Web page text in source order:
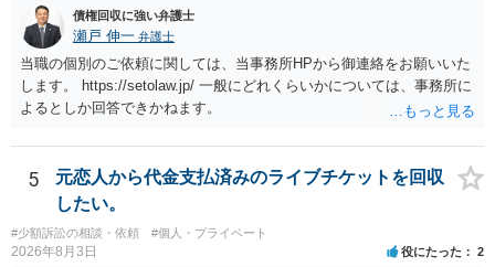
かではありません。もちろん弁護士（２０万円の請求で代理人弁護士
に委任するかも疑わしいのですが）も住所は明らかにしないでしょ
う。 何か本人を示す事実（振込先などの情報）から、相手の住所等の
情報を割り出していくしかないように思えます。 以上、ご参考まで。
債権回収に強い弁護士
瀬戸 伸一 弁護士
当職の個別のご依頼に関しては、当事務所HPから御連絡をお願いいた
します。 https://setolaw.jp/ 一般にどれくらいかについては、事務所に
よるとしか回答できかねます。
5
元恋人から代金支払済みのライブチケットを回収
したい。
#少額訴訟の相談・依頼 #個人・プライベート
2026年8月3日 役にたった 2